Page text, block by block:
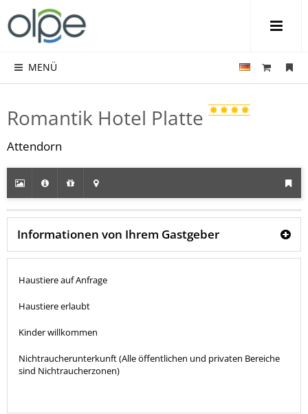
MENÜ
Romantik Hotel Platte
Attendorn
Informationen von Ihrem Gastgeber
Haustiere auf Anfrage
Haustiere erlaubt
Kinder willkommen
Nichtraucherunterkunft (Alle öffentlichen und privaten Bereiche
sind Nichtraucherzonen)